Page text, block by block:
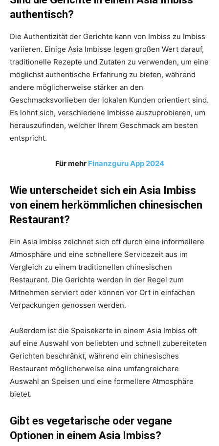
authentisch?
Die Authentizität der Gerichte kann von Imbiss zu Imbiss
variieren. Einige Asia Imbisse legen großen Wert darauf,
traditionelle Rezepte und Zutaten zu verwenden, um eine
möglichst authentische Erfahrung zu bieten, während
andere möglicherweise stärker an den
Geschmacksvorlieben der lokalen Kunden orientiert sind.
Es lohnt sich, verschiedene Imbisse auszuprobieren, um
herauszufinden, welcher Ihrem Geschmack am besten
entspricht.
Für mehr Finanzguru App 2024
Wie unterscheidet sich ein Asia Imbiss
von einem herkömmlichen chinesischen
Restaurant?
Ein Asia Imbiss zeichnet sich oft durch eine informellere
Atmosphäre und eine schnellere Servicezeit aus im
Vergleich zu einem traditionellen chinesischen
Restaurant. Die Gerichte werden in der Regel zum
Mitnehmen serviert oder können vor Ort in einfachen
Verpackungen genossen werden.
Außerdem ist die Speisekarte in einem Asia Imbiss oft
auf eine Auswahl von beliebten und schnell zubereiteten
Gerichten beschränkt, während ein chinesisches
Restaurant möglicherweise eine umfangreichere
Auswahl an Speisen und eine formellere Atmosphäre
bietet.
Gibt es vegetarische oder vegane
Optionen in einem Asia Imbiss?